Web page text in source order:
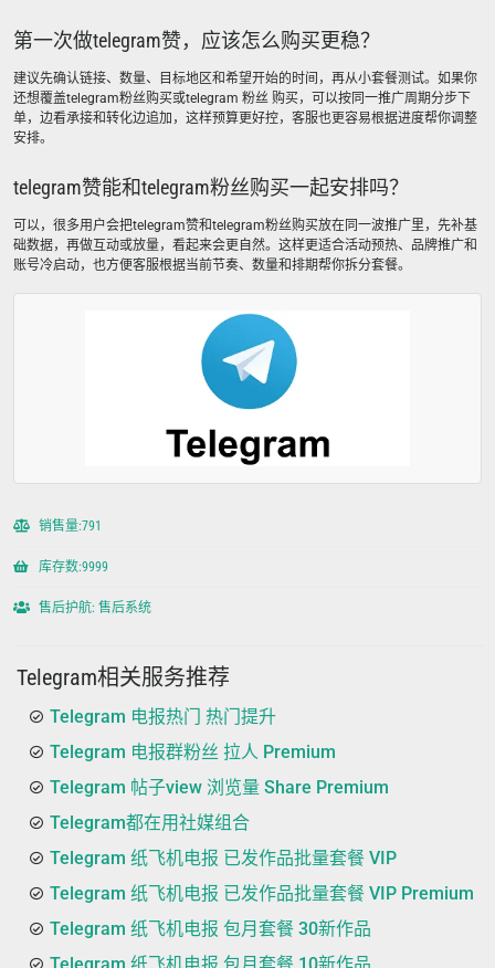
第一次做telegram赞，应该怎么购买更稳？
建议先确认链接、数量、目标地区和希望开始的时间，再从小套餐测试。如果你
还想覆盖telegram粉丝购买或telegram 粉丝 购买，可以按同一推广周期分步下
单，边看承接和转化边追加，这样预算更好控，客服也更容易根据进度帮你调整
安排。
telegram赞能和telegram粉丝购买一起安排吗？
可以，很多用户会把telegram赞和telegram粉丝购买放在同一波推广里，先补基
础数据，再做互动或放量，看起来会更自然。这样更适合活动预热、品牌推广和
账号冷启动，也方便客服根据当前节奏、数量和排期帮你拆分套餐。
销售量:791
库存数:9999
售后护航: 售后系统
Telegram相关服务推荐
Telegram 电报热门 热门提升
Telegram 电报群粉丝 拉人 Premium
Telegram 帖子view 浏览量 Share Premium
Telegram都在用社媒组合
Telegram 纸飞机电报 已发作品批量套餐 VIP
Telegram 纸飞机电报 已发作品批量套餐 VIP Premium
Telegram 纸飞机电报 包月套餐 30新作品
Telegram 纸飞机电报 包月套餐 10新作品